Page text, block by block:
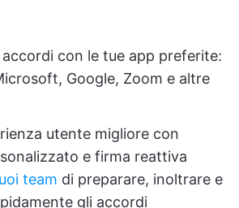
con le tue app preferite:
Google, Zoom e altre
utente migliore con
e firma reattiva
team di preparare, inoltrare e
gli accordi